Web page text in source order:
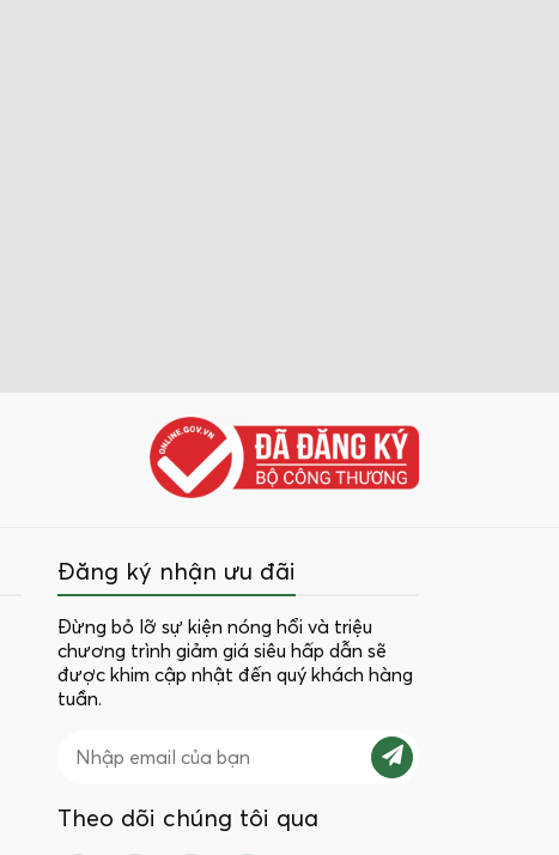
Đăng ký nhận ưu đãi
Đừng bỏ lỡ sự kiện nóng hổi và triệu
chương trình giảm giá siêu hấp dẫn sẽ
được khim cập nhật đến quý khách hàng
tuần.
Theo dõi chúng tôi qua